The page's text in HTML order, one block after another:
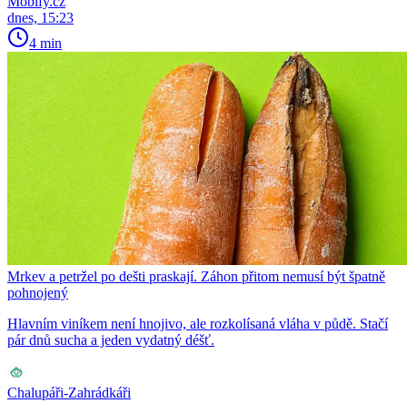
dnes, 15:23
4 min
Mrkev a petržel po dešti praskají. Záhon přitom nemusí být špatně
pohnojený
Hlavním viníkem není hnojivo, ale rozkolísaná vláha v půdě. Stačí
pár dnů sucha a jeden vydatný déšť.
Chalupáři-Zahrádkáři